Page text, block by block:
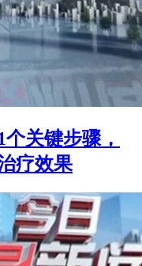
关键步骤，
疗效果